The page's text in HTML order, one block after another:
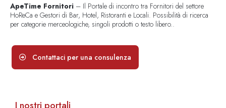
ApeTime Fornitori – Il Portale di incontro tra Fornitori del settore
HoReCa e Gestori di Bar, Hotel, Ristoranti e Locali. Possibilità di ricerca
per categorie merceologiche, singoli prodotti o testo libero..
Contattaci per una consulenza
I nostri portali